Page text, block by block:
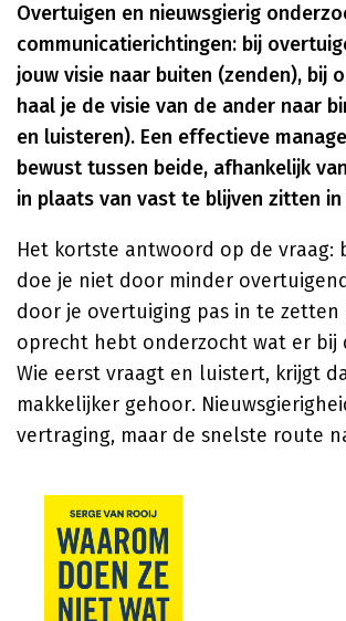
Overtuigen en nieuwsgierig
communicatierichtingen: bij
jouw visie naar buiten (zenden), bij
haal je de visie van de ander naar
en luisteren). Een effectieve
bewust tussen beide, afhankelijk
in plaats van vast te blijven zitten
Het kortste antwoord op de vraag:
doe je niet door minder
door je overtuiging pas in te zetten
oprecht hebt onderzocht wat er bij
Wie eerst vraagt en luistert, krijgt
makkelijker gehoor.
vertraging, maar de snelste route